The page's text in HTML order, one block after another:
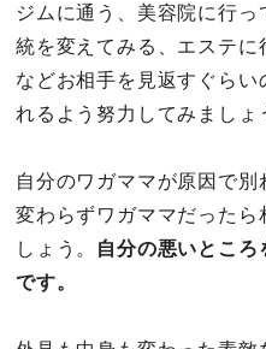
ジムに通う、美容院に行
統を変えてみる、エステに
などお相手を見返すぐら
れるよう努力してみましょ
自分のワガママが原因で
変わらずワガママだった
しょう。 自分の悪いところ
です。